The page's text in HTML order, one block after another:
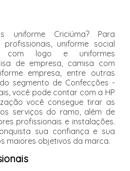
uniforme Criciúma? Para
uniforme social
com logo e uniformes
de empresa, camisa com
empresa, entre outras
segmento de Confecções -
você pode contar com a HP
você consegue tirar as
serviços do ramo, além de
profissionais e instalações.
sua confiança e sua
maiores objetivos da marca.